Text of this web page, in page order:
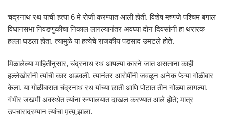
चंद्रनाथ रथ यांची हत्या 6 मे रोजी करण्यात आली होती. विशेष म्हणजे पश्चिम बंगाल
विधानसभा निवडणुकीचा निकाल लागल्यानंतर अवघ्या दोन दिवसांनी हा थरारक
हल्ला घडला होता. त्यामुळे या हत्येचे राजकीय पडसाद उमटले होते.
मिळालेल्या माहितीनुसार, चंद्रनाथ रथ आपल्या कारने जात असताना काही
हल्लेखोरांनी त्यांची कार अडवली. त्यानंतर आरोपींनी जवळून अनेक फेऱ्या गोळीबार
केला. या गोळीबारात चंद्रनाथ रथ यांच्या छाती आणि पोटात तीन गोळ्या लागल्या.
गंभीर जखमी अवस्थेत त्यांना रुग्णालयात दाखल करण्यात आले होते; मात्र
उपचारादरम्यान त्यांचा मृत्यू झाला.